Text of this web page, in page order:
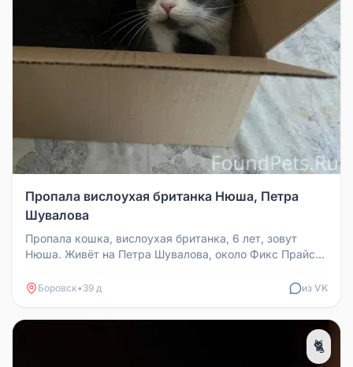
Пропала вислоухая британка Нюша, Петра
Шувалова
Пропала кошка, вислоухая британка, 6 лет, зовут
Нюша. Живёт на Петра Шувалова, около Фикс Прайса.
Боровск• 39 д из VK
🐈